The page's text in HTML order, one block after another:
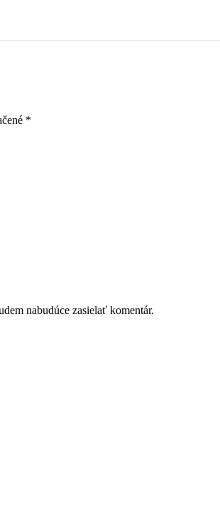
*
nabudúce zasielať komentár.